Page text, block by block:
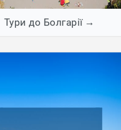
Тури до Болгарії